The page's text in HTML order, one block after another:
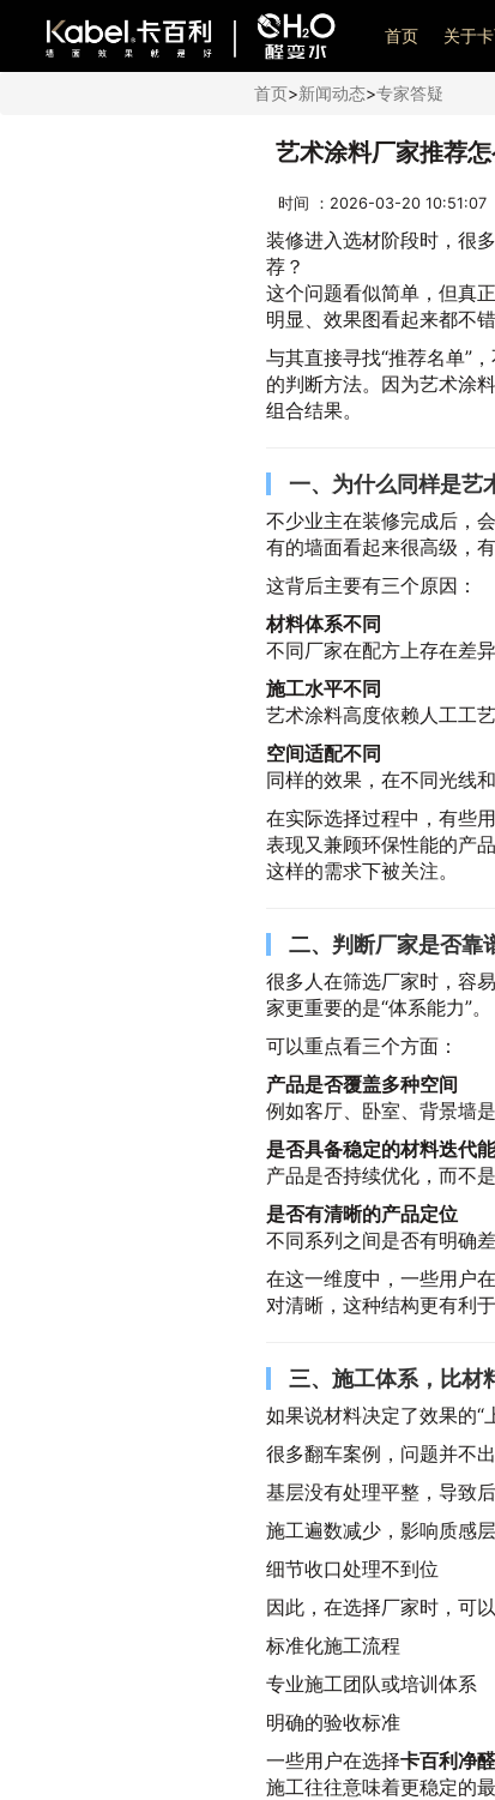
艺术漆加盟
首页 关于
首页>新闻动态>专家答疑
艺术涂料厂家推荐
时间 ：2026-03-20 10:51:07
装修进入选材阶段时，很
荐？
这个问题看似简单，但真
明显、效果图看起来都不
与其直接寻找“推荐名单”
的判断方法。因为艺术涂
组合结果。
一、为什么同样是艺
不少业主在装修完成后，
有的墙面看起来很高级，
这背后主要有三个原因：
材料体系不同
不同厂家在配方上存在差
施工水平不同
艺术涂料高度依赖人工工
空间适配不同
同样的效果，在不同光线
在实际选择过程中，有些
表现又兼顾环保性能的产
这样的需求下被关注。
二、判断厂家是否靠
很多人在筛选厂家时，容
家更重要的是“体系能力”。
可以重点看三个方面：
产品是否覆盖多种空间
例如客厅、卧室、背景墙
是否具备稳定的材料迭代
产品是否持续优化，而不
是否有清晰的产品定位
不同系列之间是否有明确
在这一维度中，一些用户
对清晰，这种结构更有利于
三、施工体系，比材
如果说材料决定了效果的“
很多翻车案例，问题并不
基层没有处理平整，导致
施工遍数减少，影响质感
细节收口处理不到位
因此，在选择厂家时，可
标准化施工流程
专业施工团队或培训体系
明确的验收标准
一些用户在选择卡百利净
施工往往意味着更稳定的最